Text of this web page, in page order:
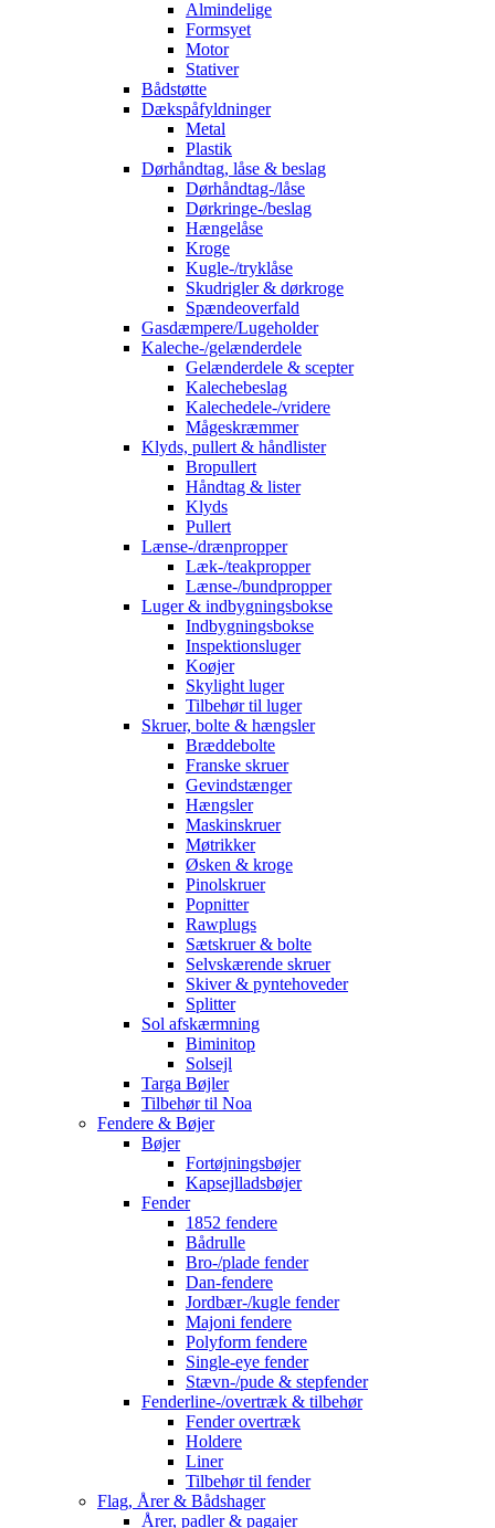
Almindelige
Formsyet
Motor
Stativer
Bådstøtte
Dækspåfyldninger
Metal
Plastik
Dørhåndtag, låse & beslag
Dørhåndtag-/låse
Dørkringe-/beslag
Hængelåse
Kroge
Kugle-/tryklåse
Skudrigler & dørkroge
Spændeoverfald
Gasdæmpere/Lugeholder
Kaleche-/gelænderdele
Gelænderdele & scepter
Kalechebeslag
Kalechedele-/vridere
Mågeskræmmer
Klyds, pullert & håndlister
Bropullert
Håndtag & lister
Klyds
Pullert
Lænse-/drænpropper
Læk-/teakpropper
Lænse-/bundpropper
Luger & indbygningsbokse
Indbygningsbokse
Inspektionsluger
Koøjer
Skylight luger
Tilbehør til luger
Skruer, bolte & hængsler
Bræddebolte
Franske skruer
Gevindstænger
Hængsler
Maskinskruer
Møtrikker
Øsken & kroge
Pinolskruer
Popnitter
Rawplugs
Sætskruer & bolte
Selvskærende skruer
Skiver & pyntehoveder
Splitter
Sol afskærmning
Biminitop
Solsejl
Targa Bøjler
Tilbehør til Noa
Fendere & Bøjer
Bøjer
Fortøjningsbøjer
Kapsejlladsbøjer
Fender
1852 fendere
Bådrulle
Bro-/plade fender
Dan-fendere
Jordbær-/kugle fender
Majoni fendere
Polyform fendere
Single-eye fender
Stævn-/pude & stepfender
Fenderline-/overtræk & tilbehør
Fender overtræk
Holdere
Liner
Tilbehør til fender
Flag, Årer & Bådshager
Årer, padler & pagajer